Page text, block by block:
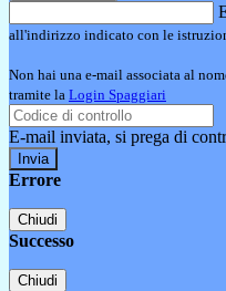
all'indirizzo indicato con le
Non hai una e-mail associata al
tramite la Login Spaggiari
E-mail inviata, si prega di
Errore
Chiudi
Successo
Chiudi